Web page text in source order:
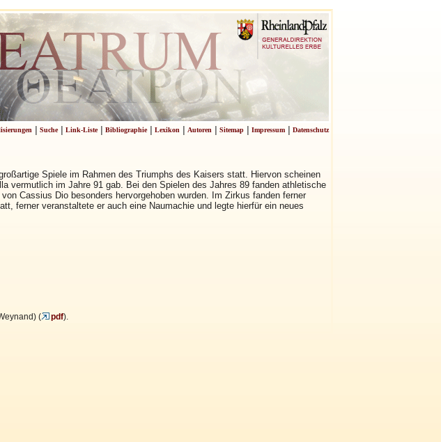
| Suche| Link-Liste| Bibliographie| Lexikon| Autoren| Sitemap| Impressum| Datenschutz
Spiele im Rahmen des Triumphs des Kaisers statt. Hiervon scheinen
vermutlich im Jahre 91 gab. Bei den Spielen des Jahres 89 fanden athletische
Cassius Dio besonders hervorgehoben wurden. Im Zirkus fanden ferner
ferner veranstaltete er auch eine Naumachie und legte hierfür ein neues
( pdf).